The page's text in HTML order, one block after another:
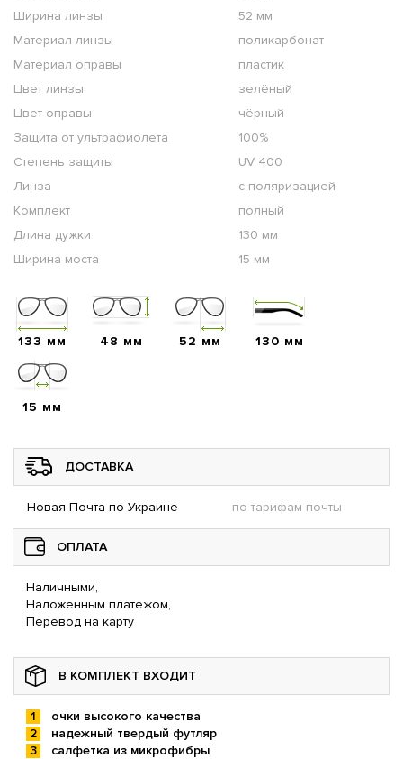
Ширина линзы
52 мм
Материал линзы
поликарбонат
Материал оправы
пластик
Цвет линзы
зелёный
Цвет оправы
чёрный
Защита от ультрафиолета
100%
Степень защиты
UV 400
Линза
с поляризацией
Комплект
полный
Длина дужки
130 мм
Ширина моста
15 мм
133 мм 48 мм 52 мм 130 мм
15 мм
ДОСТАВКА
Новая Почта по Украине по тарифам почты
ОПЛАТА
Наличными,
Наложенным платежом,
Перевод на карту
В КОМПЛЕКТ ВХОДИТ
очки высокого качества
надежный твердый футляр
салфетка из микрофибры